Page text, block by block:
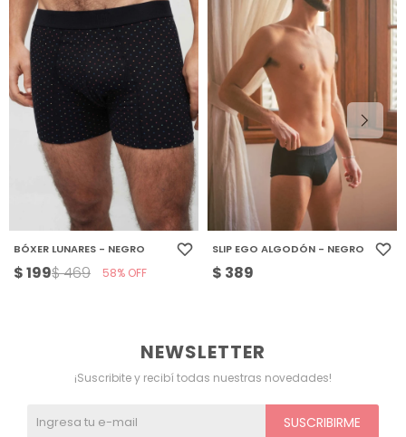
BÓXER LUNARES - NEGRO
$199$469 58
SLIP EGO ALGODÓN - NEGRO
$ 389
NEWSLETTER
¡Suscribite y recibí todas nuestras novedades!
SUSCRIBIRME